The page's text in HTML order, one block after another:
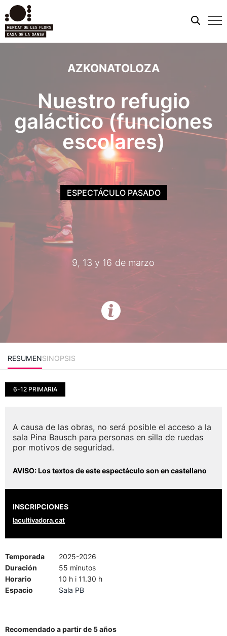
AZKONATOLOZA
Nuestro refugio
galáctico (funciones
escolares)
9, 13 y 16 de marzo
ESPECTÁCULO PASADO
RESUMENSINOPSIS
6-12 PRIMARIA
A causa de las obras, no será posible el acceso a la
sala Pina Bausch para personas en silla de ruedas
por motivos de seguridad.
AVISO: Los textos de este espectáculo son en castellano
INSCRIPCIONES
lacultivadora.cat
Temporada
2025-2026
Duración
55 minutos
Horario
10 h i 11.30 h
Espacio
Sala PB
Recomendado a partir de 5 años